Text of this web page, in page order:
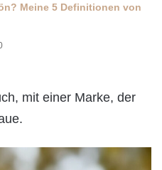
Meine 5 Definitionen von
mit einer Marke, der